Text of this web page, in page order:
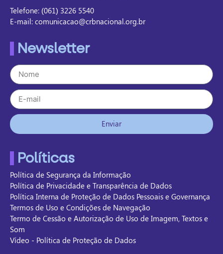
Telefone: (061) 3226 5540
E-mail: comunicacao@crbnacional.org.br
Newsletter
Enviar
Políticas
Política de Segurança da Informação
Política de Privacidade e Transparência de Dados
Política Interna de Proteção de Dados Pessoais e Governança
Termos de Uso e Condições de Navegação
Termo de Cessão e Autorização de Uso de Imagem, Textos e
Som
Vídeo - Política de Proteção de Dados